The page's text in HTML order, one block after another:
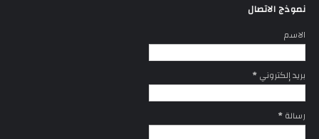
نموذج الاتصال
الاسم
بريد إلكتروني*
رسالة*